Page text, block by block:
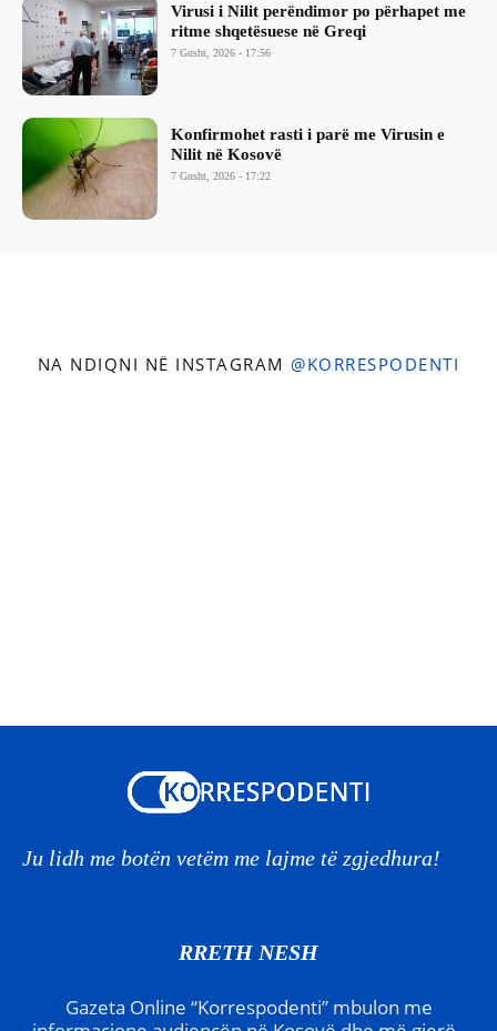
Virusi i Nilit perëndimor po përhapet me
ritme shqetësuese në Greqi
7 Gusht, 2026 - 17:56
Konfirmohet rasti i parë me Virusin e
Nilit në Kosovë
7 Gusht, 2026 - 17:22
NA NDIQNI NË INSTAGRAM @KORRESPODENTI
Ju lidh me botën vetëm me lajme të zgjedhura!
RRETH NESH
Gazeta Online “Korrespodenti” mbulon me